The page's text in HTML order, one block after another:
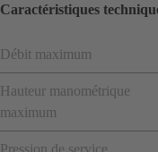
Caractéristiques
Débit maximum
Hauteur manométrique
maximum
Pression de service